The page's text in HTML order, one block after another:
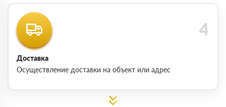
Доставка
Осуществление доставки на объект или адрес